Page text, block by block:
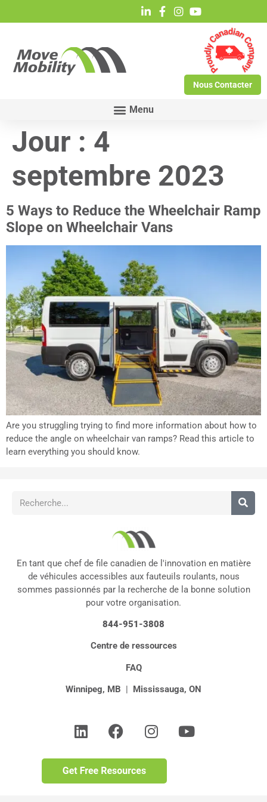
Nous Contacter
Jour : 4
septembre 2023
5 Ways to Reduce the Wheelchair Ramp
Slope on Wheelchair Vans
Are you struggling trying to find more information about how to
reduce the angle on wheelchair van ramps? Read this article to
learn everything you should know.
En tant que chef de file canadien de l'innovation en matière
de véhicules accessibles aux fauteuils roulants, nous
sommes passionnés par la recherche de la bonne solution
pour votre organisation.
844-951-3808
Centre de ressources
FAQ
Winnipeg, MB | Mississauga, ON